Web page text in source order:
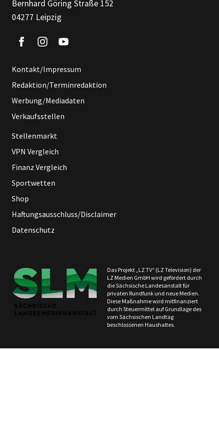
Bernhard Göring Straße 152
04277 Leipzig
Kontakt/Impressum
Redaktion/Terminredaktion
Werbung/Mediadaten
Verkaufsstellen
Stellenmarkt
VPN Vergleich
Finanz Vergleich
Sportwetten
Shop
Haftungsausschluss/Disclaimer
Datenschutz
Das Projekt „LZ TV“ (LZ Television) der
LZ Medien GmbH wird gefördert durch
die Sächsische Landesanstalt für
privaten Rundfunk und neue Medien.
Diese Maßnahme wird mitfinanziert
durch Steuermittel auf Grundlage des
vom Sächsischen Landtag
beschlossenen Haushaltes.